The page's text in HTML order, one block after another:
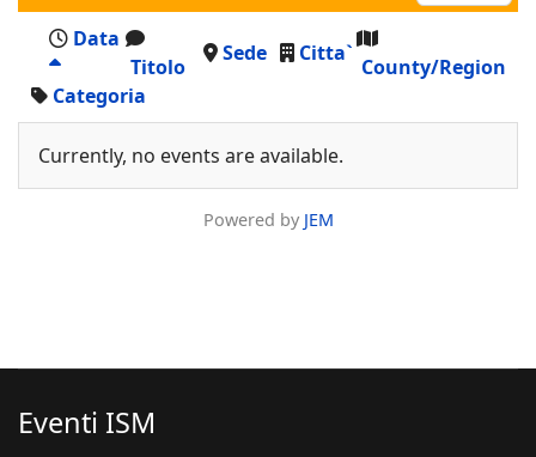
Data
Titolo
Sede Citta`
County/Region
Categoria
Currently, no events are available.
Powered by JEM
Eventi ISM